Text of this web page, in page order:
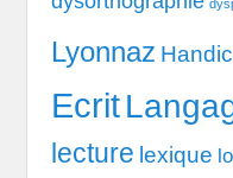
Lyonnaz
Ecrit
lecture lexique